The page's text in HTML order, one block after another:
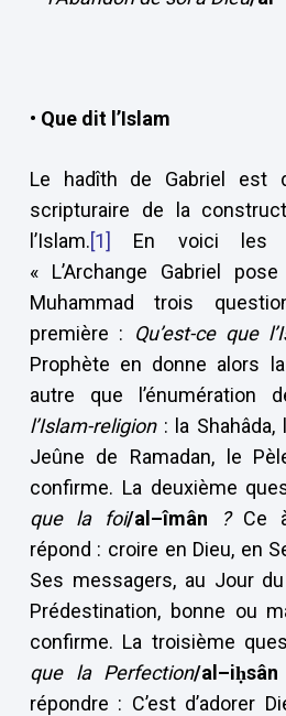
• Que dit l’Islam
Le hadîth de Gabriel est
scripturaire de la
l’Islam.[1]
En voici les
« L’Archange Gabriel
Muhammad trois
première :
Qu’est-ce que
Prophète en donne alors
autre que l’énumération
l’Islam-religion: la Shahâda,
Jeûne de Ramadan, le
confirme. La deuxième
que la foi/al–îmân ?Ce à
répond : croire en Dieu, en
Ses messagers, au Jour
Prédestination, bonne ou
confirme. La troisième
que la Perfection/al–iḥsân
répondre : C’est d’adorer